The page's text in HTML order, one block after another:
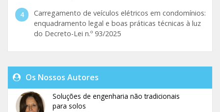
Carregamento de veículos elétricos em condomínios:
enquadramento legal e boas práticas técnicas à luz
do Decreto-Lei n.º 93/2025
Os Nossos Autores
Soluções de engenharia não tradicionais
para solos